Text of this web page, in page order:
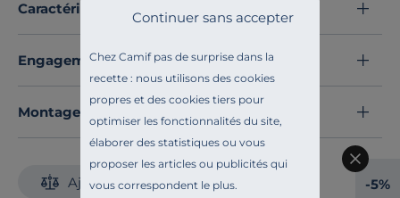
Chez Camif pas de surprise dans la
recette : nous utilisons des cookies
propres et des cookies tiers pour
optimiser les fonctionnalités du site,
élaborer des statistiques ou vous
proposer les articles ou publicités qui
vous correspondent le plus.
Continuer sans accepter
Fabriquées avec soin en France,
elles incarnent un
savoir-faire porcelainier d’exception.
quotidien avec ce lot de 6 assiettes plates Plissé
PILLIVUYT, et transformez chaque repas en un
moment d’exception.
Découvrez toute notre sélection :
Caractéristiques techniques
Engagements et traçabilité
Montage et conseils d'entretien
Ajouter au comparateur -5%